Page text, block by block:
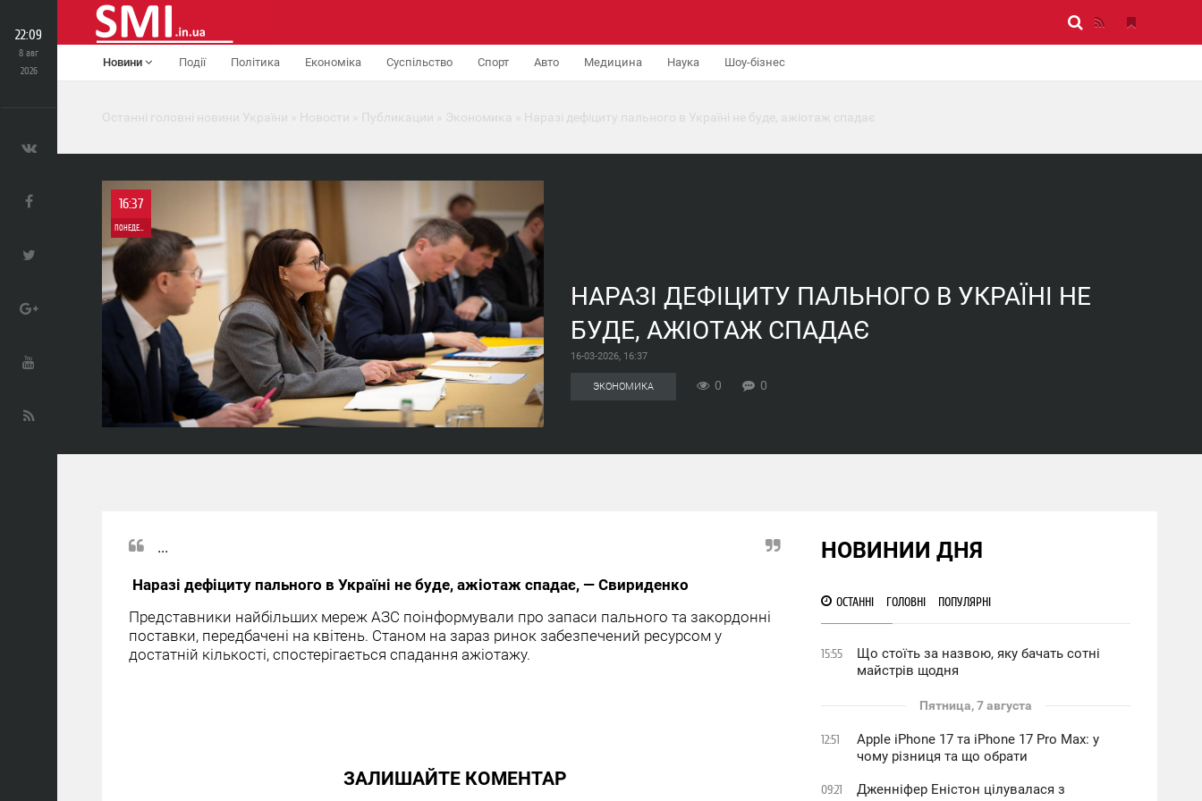
Новини Події Політика Економіка Суспільство Спорт Авто Медицина Наука Шоу-бізнес
22:09
8 авг
2026
Останні головні новини України Новости Публикации Экономика » Наразі дефіциту пального в Україні не буде, ажіотаж спадає
16:37
ПОНЕДЕЛЬНИК
0
НАРАЗІ ДЕФІЦИТУ ПАЛЬНОГО В УКРАЇНІ НЕ
БУДЕ, АЖІОТАЖ СПАДАЄ
16-03-2026, 16:37
ЭКОНОМИКА 0 0
...
Наразі дефіциту пального в Україні не буде, ажіотаж спадає, — Свириденко
Представники найбільших мереж АЗС поінформували про запаси пального та закордонні
поставки, передбачені на квітень. Станом на зараз ринок забезпечений ресурсом у
достатній кількості, спостерігається спадання ажіотажу.
ЗАЛИШАЙТЕ КОМЕНТАР
НОВИНИИ ДНЯ
ОСТАННІ ГОЛОВНІ ПОПУЛЯРНІ
15:55
Що стоїть за назвою, яку бачать сотні
майстрів щодня
Пятница, 7 августа
12:51
Apple iPhone 17 та iPhone 17 Pro Max: у
чому різниця та що обрати
09:21
Дженніфер Еністон цілувалася з